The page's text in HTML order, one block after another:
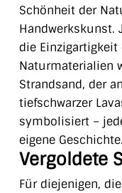
Schönheit der
Handwerkskunst.
die Einzigartigkeit
Naturmaterialien
Strandsand, der
tiefschwarzer
symbolisiert –
eigene Geschichte.
Vergoldete
Für diejenigen,